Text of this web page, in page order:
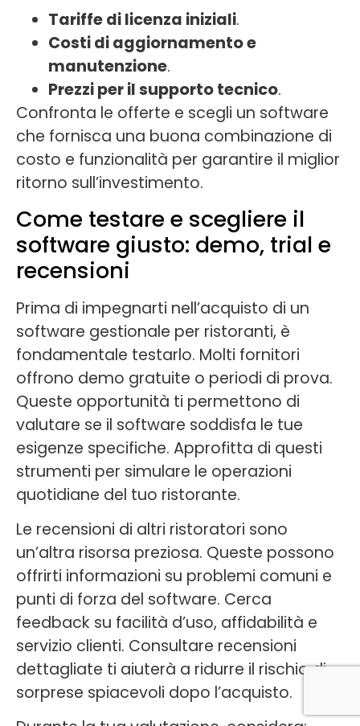
Tariffe di licenza iniziali.
Costi di aggiornamento e
manutenzione.
Prezzi per il supporto tecnico.
Confronta le offerte e scegli un software
che fornisca una buona combinazione di
costo e funzionalità per garantire il miglior
ritorno sull’investimento.
Come testare e scegliere il
software giusto: demo, trial e
recensioni
Prima di impegnarti nell’acquisto di un
software gestionale per ristoranti, è
fondamentale testarlo. Molti fornitori
offrono demo gratuite o periodi di prova.
Queste opportunità ti permettono di
valutare se il software soddisfa le tue
esigenze specifiche. Approfitta di questi
strumenti per simulare le operazioni
quotidiane del tuo ristorante.
Le recensioni di altri ristoratori sono
un’altra risorsa preziosa. Queste possono
offrirti informazioni su problemi comuni e
punti di forza del software. Cerca
feedback su facilità d’uso, affidabilità e
servizio clienti. Consultare recensioni
dettagliate ti aiuterà a ridurre il rischio di
sorprese spiacevoli dopo l’acquisto.